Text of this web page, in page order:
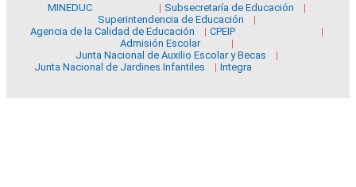
MINEDUC
Subsecretaría de Educación
Superintendencia de Educación
Agencia de la Calidad de Educación
CPEIP
Admisión Escolar
Junta Nacional de Auxilio Escolar y Becas
Junta Nacional de Jardines Infantiles
Integra